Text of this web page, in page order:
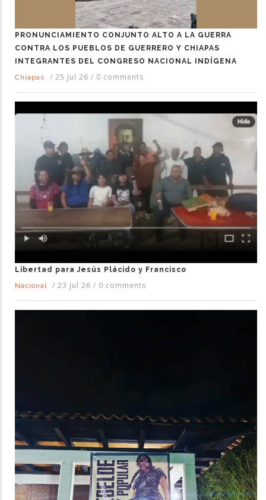
PRONUNCIAMIENTO CONJUNTO ALTO A LA GUERRA
CONTRA LOS PUEBLOS DE GUERRERO Y CHIAPAS
INTEGRANTES DEL CONGRESO NACIONAL INDÍGENA
Chiapas
/ 25 Jul 26 / 0 comments
Libertad para Jesús Plácido y Francisco
Nacional
/ 23 Jul 26 / 0 comments